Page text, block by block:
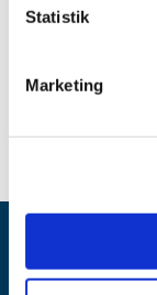
Statistik
Marketing
2008 (1)